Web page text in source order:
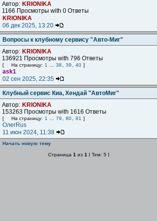
Автор: KRIONIKA
1166 Просмотры with 0 Ответы
KRIONIKA
06 дек 2025, 13:20
Вопросы к клубному сервису "Авто-Миг"
Автор: KRIONIKA
136921 Просмотры with 796 Ответы
[ На страницу: 1 38 39 40 ]
ask1
02 сен 2025, 22:35
Клубный сервис Киа, Хендай "АвтоМиг"
Автор: KRIONIKA
153263 Просмотры with 1616 Ответы
[ На страницу: 1 79 80 81 ]
ОлегRus
11 июн 2024, 11:38
Начать новую тему
Страница 1 из 1 [ Тем: 5 ]